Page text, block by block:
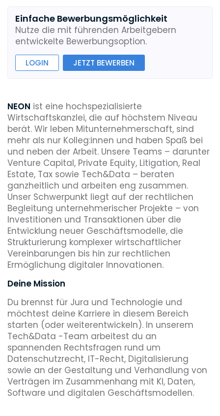
Einfache Bewerbungsmöglichkeit
Nutze die mit führenden Arbeitgebern
entwickelte Bewerbungsoption.
LOGIN JETZT BEWERBEN
NEON ist eine hochspezialisierte
Wirtschaftskanzlei, die auf höchstem Niveau
berät. Wir leben Mitunternehmerschaft, sind
mehr als nur Kolleg:innen und haben Spaß bei
und neben der Arbeit. Unsere Teams – darunter
Venture Capital, Private Equity, Litigation, Real
Estate, Tax sowie Tech&Data – beraten
ganzheitlich und arbeiten eng zusammen.
Unser Schwerpunkt liegt auf der rechtlichen
Begleitung unternehmerischer Projekte – von
Investitionen und Transaktionen über die
Entwicklung neuer Geschäftsmodelle, die
Strukturierung komplexer wirtschaftlicher
Vereinbarungen bis hin zur rechtlichen
Ermöglichung digitaler Innovationen.
Deine Mission
Du brennst für Jura und Technologie und
möchtest deine Karriere in diesem Bereich
starten (oder weiterentwickeln). In unserem
Tech&Data -Team arbeitest du an
spannenden Rechtsfragen rund um
Datenschutzrecht, IT-Recht, Digitalisierung
sowie an der Gestaltung und Verhandlung von
Verträgen im Zusammenhang mit KI, Daten,
Software und digitalen Geschäftsmodellen.